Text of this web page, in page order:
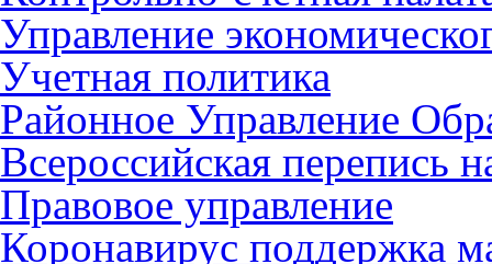
Управление
Учетная политика
Районное Управление
Всероссийская перепись
Правовое управление
Коронавирус поддержка